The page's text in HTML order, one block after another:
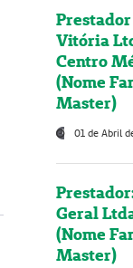
Vitória
Centro
(Nome
Master)
01 de Abril
Geral
(Nome
Master)